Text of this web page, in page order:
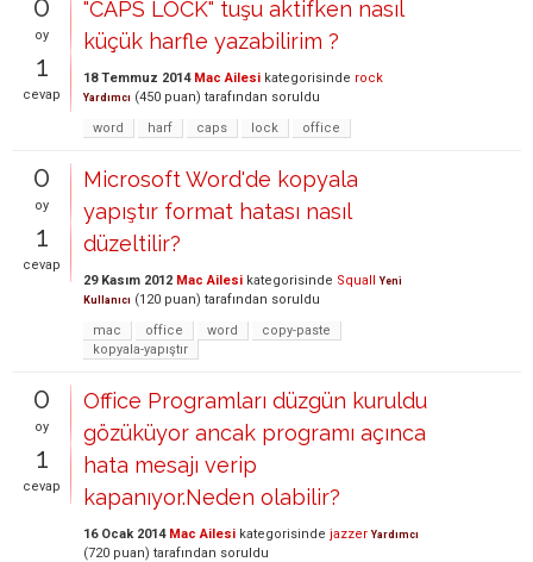
oy
1
cevap
"CAPS LOCK" tuşu aktifken nasıl
küçük harfle yazabilirim ?
18 Temmuz 2014 Mac Ailesi kategorisinde rock
Yardımcı (450 puan) tarafından soruldu
word
harf caps lock office
0
oy
1
cevap
Microsoft Word'de kopyala
yapıştır format hatası nasıl
düzeltilir?
29 Kasım 2012 Mac Ailesi kategorisinde Squall Yeni
Kullanıcı (120 puan) tarafından soruldu
mac
office word
copy-paste
kopyala-yapıştır
0
oy
1
cevap
Office Programları düzgün kuruldu
gözüküyor ancak programı açınca
hata mesajı verip
kapanıyor.Neden olabilir?
16 Ocak 2014 Mac Ailesi kategorisinde jazzer Yardımcı
(720 puan) tarafından soruldu